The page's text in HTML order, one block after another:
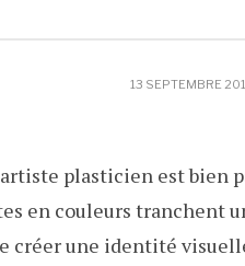
13 SEPTEMBRE
plasticien est bien
en couleurs tranchent
créer une identité